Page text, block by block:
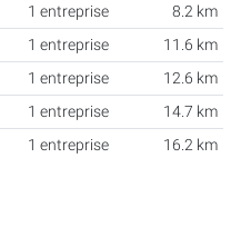
1 entreprise
8.2 km
1 entreprise
11.6 km
1 entreprise
12.6 km
1 entreprise
14.7 km
1 entreprise 16.2 km